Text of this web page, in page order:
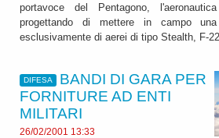
portavoce del Pentagono,
progettando di mettere in campo
esclusivamente di aerei di tipo Stealth, F-
DIFESA
BANDI DI GARA PER
FORNITURE AD ENTI
MILITARI
26/02/2001 13:33